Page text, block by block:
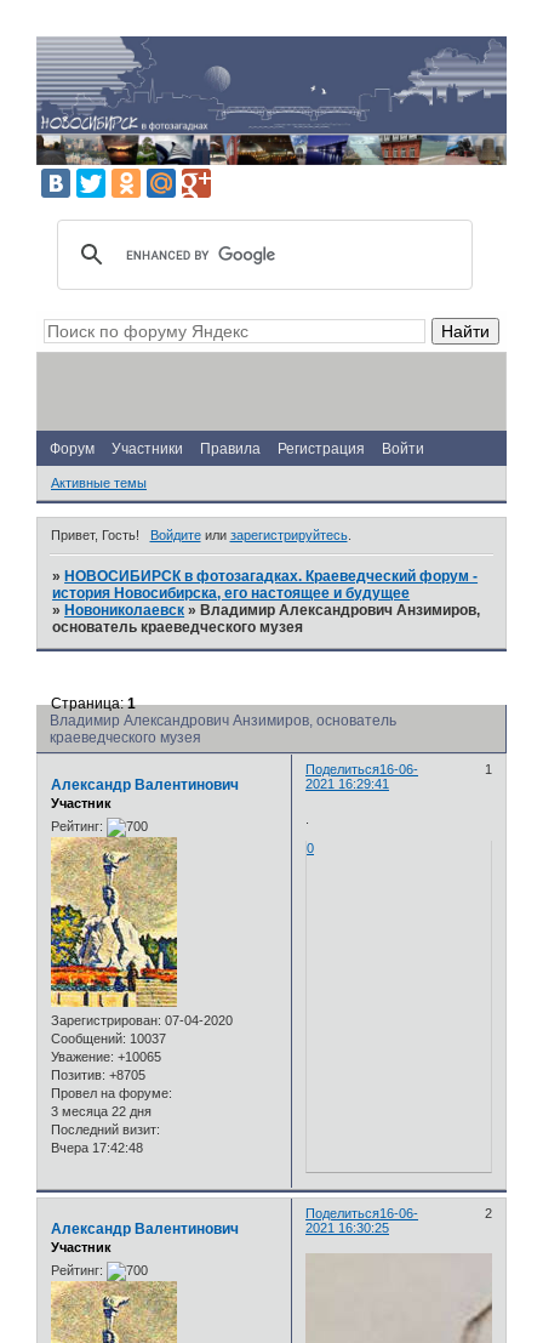
Форум Участники Правила Регистрация Войти
Активные темы
Привет, Гость! Войдитеили зарегистрируйтесь.
» НОВОСИБИРСК в фотозагадках. Краеведческий форум -
история Новосибирска, его настоящее и будущее
» Новониколаевск » Владимир Александрович Анзимиров,
основатель краеведческого музея
Владимир Александрович Анзимиров, основатель
краеведческого музея
Страница:1
Поделиться 1
16-06-
2021 16:29:41
Александр Валентинович
Участник
Рейтинг:
Зарегистрирован: 07-04-2020
Сообщений: 10037
Уважение: +10065
Позитив: +8705
Провел на форуме:
3 месяца 22 дня
Последний визит:
Вчера 17:42:48
0
Поделиться 2
16-06-
2021 16:30:25
Александр Валентинович
Участник
Рейтинг: